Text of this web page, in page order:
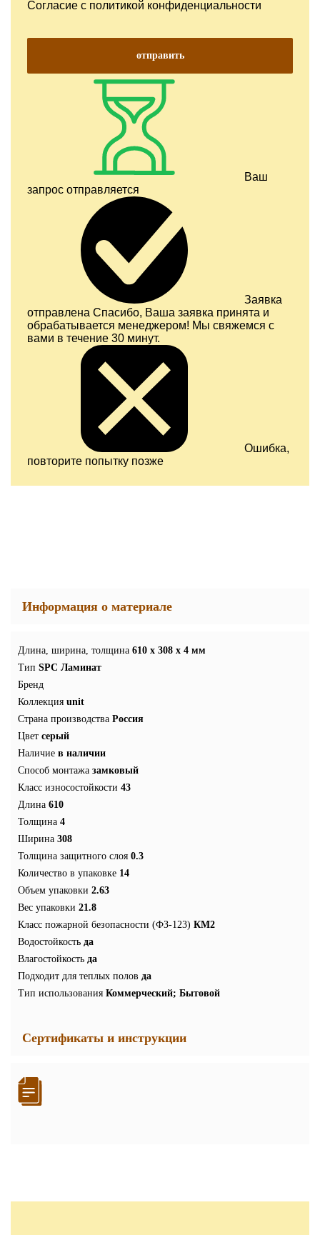
Согласие с политикой конфиденциальности
отправить
Ваш
запрос отправляется
Заявка
отправлена Спасибо, Ваша заявка принята и
обрабатывается менеджером! Мы свяжемся с
вами в течение 30 минут.
Ошибка,
повторите попытку позже
Информация о материале
Длина, ширина, толщина 610 x 308 x 4 мм
Тип SPC Ламинат
Бренд
Коллекция unit
Страна производства Россия
Цвет серый
Наличие в наличии
Способ монтажа замковый
Класс износостойкости 43
Длина 610
Толщина 4
Ширина 308
Толщина защитного слоя 0.3
Количество в упаковке 14
Объем упаковки 2.63
Вес упаковки 21.8
Класс пожарной безопасности (ФЗ-123) КМ2
Водостойкость да
Влагостойкость да
Подходит для теплых полов да
Тип использования Коммерческий; Бытовой
Сертификаты и инструкции